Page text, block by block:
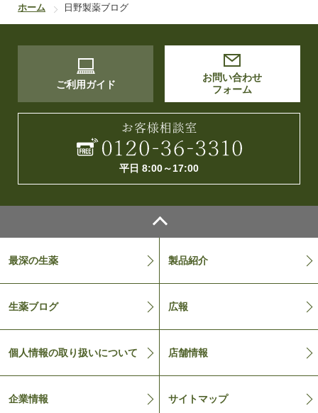
ホーム 日野製薬ブログ
ご利用ガイド
お問い合わせ
フォーム
平日 8:00～17:00
最深の生薬 製品紹介
生薬ブログ 広報
個人情報の取り扱いについて 店舗情報
企業情報 サイトマップ